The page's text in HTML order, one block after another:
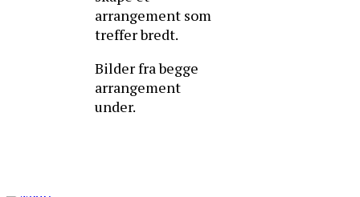
arrangement som
treffer bredt.
Bilder fra begge
arrangement
under.